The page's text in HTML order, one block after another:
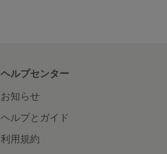
ヘルプセンター
お知らせ
ヘルプとガイド
利用規約